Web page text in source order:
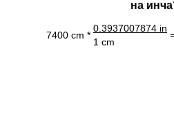
на
7400 cm *
0.3937007874 in
1 cm